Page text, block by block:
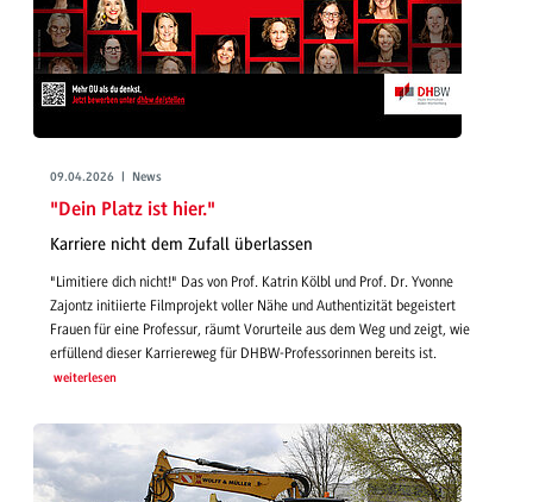
09.04.2026 | News
"Dein Platz ist hier."
Karriere nicht dem Zufall überlassen
"Limitiere dich nicht!" Das von Prof. Katrin Kölbl und Prof. Dr. Yvonne
Zajontz initiierte Filmprojekt voller Nähe und Authentizität begeistert
Frauen für eine Professur, räumt Vorurteile aus dem Weg und zeigt, wie
erfüllend dieser Karriereweg für DHBW-Professorinnen bereits ist.
weiterlesen